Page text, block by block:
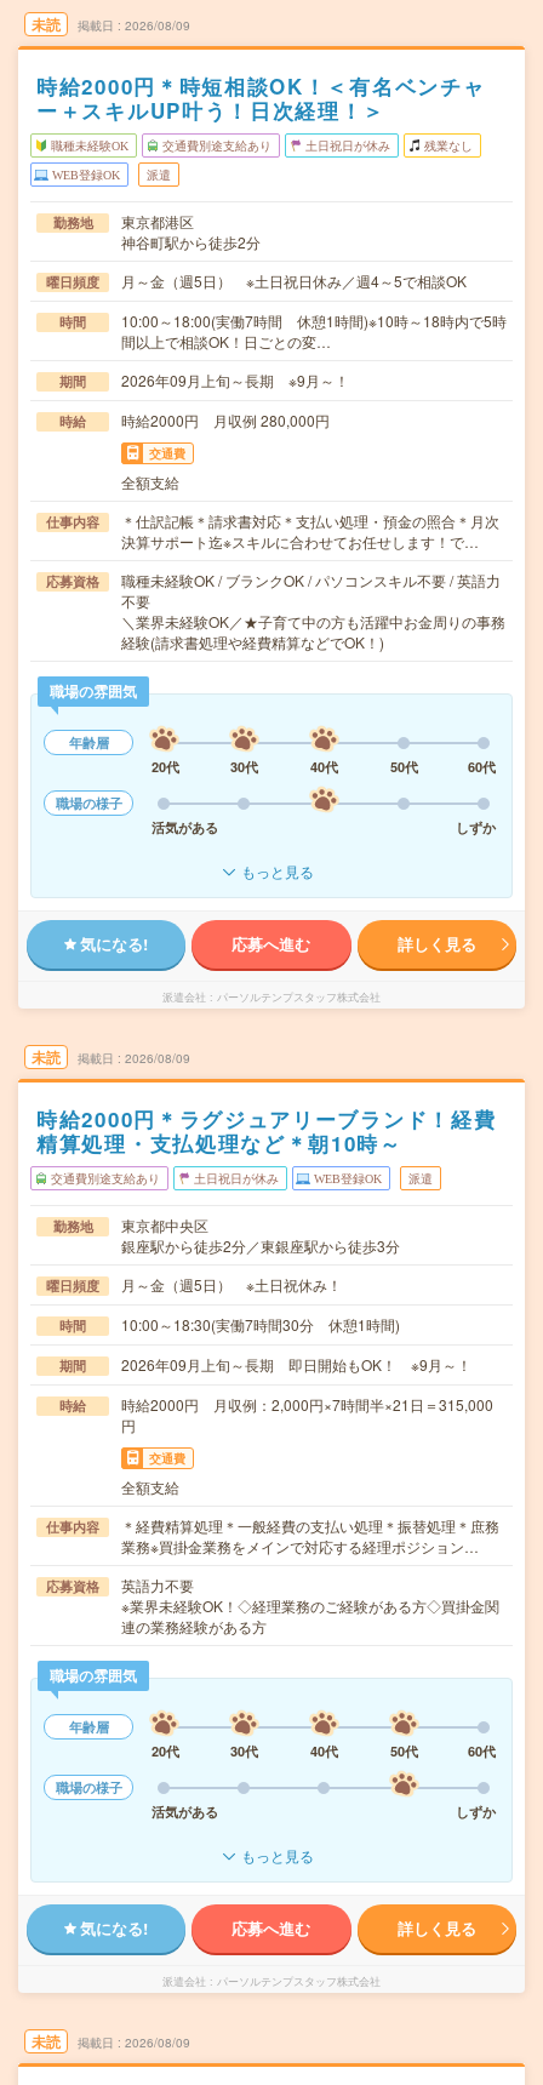
未読 掲載日 2026/08/09
時給2000円＊時短相談OK！＜有名ベンチャ
ー＋スキルUP叶う！日次経理！＞
職種未経験OK 交通費別途支給あり 土日祝日が休み 残業なし
WEB登録OK 派遣
勤務地
東京都港区
神谷町駅から徒歩2分
曜日頻度 月～金（週5日） ※土日祝日休み／週4～5で相談OK
時間
10:00～18:00(実働7時間 休憩1時間)※10時～18時内で5時
間以上で相談OK！日ごとの変…
期間 2026年09月上旬～長期 ※9月～！
時給 時給2000円 月収例 280,000円
交通費
全額支給
仕事内容
＊仕訳記帳＊請求書対応＊支払い処理・預金の照合＊月次
決算サポート迄※スキルに合わせてお任せします！で…
応募資格
職種未経験OK / ブランクOK / パソコンスキル不要 / 英語力
不要
＼業界未経験OK／★子育て中の方も活躍中お金周りの事務
経験(請求書処理や経費精算などでOK！)
職場の雰囲気
年齢層
20代
30代 40代 50代
60代
職場の様子
活気がある
しずか
もっと見る
気になる! 応募へ進む 詳しく見る
派遣会社 パーソルテンプスタッフ株式会社
未読 掲載日 2026/08/09
時給2000円＊ラグジュアリーブランド！経費
精算処理・支払処理など＊朝10時～
交通費別途支給あり 土日祝日が休み WEB登録OK 派遣
勤務地
東京都中央区
銀座駅から徒歩2分／東銀座駅から徒歩3分
曜日頻度 月～金（週5日） ※土日祝休み！
時間 10:00～18:30(実働7時間30分 休憩1時間)
期間 2026年09月上旬～長期 即日開始もOK！ ※9月～！
時給
時給2000円 月収例：2,000円×7時間半×21日＝315,000
円
交通費
全額支給
仕事内容
＊経費精算処理＊一般経費の支払い処理＊振替処理＊庶務
業務※買掛金業務をメインで対応する経理ポジション…
応募資格
英語力不要
※業界未経験OK！◇経理業務のご経験がある方◇買掛金関
連の業務経験がある方
職場の雰囲気
年齢層
20代
30代 40代 50代
60代
職場の様子
活気がある
しずか
もっと見る
気になる! 応募へ進む 詳しく見る
派遣会社 パーソルテンプスタッフ株式会社
未読 掲載日 2026/08/09